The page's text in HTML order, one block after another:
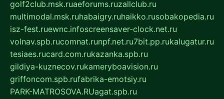
golf2club.msk.ruaeforums.ruzallclub.ru
multimodal.msk.ruhabaigry.ruhaikko.rusobakopedia.ru
isz-fest.ruewnc.infoscreensaver-clock.net.ru
volnav.spb.rucomnat.runpf.net.ru7bit.pp.rukalugatur.ru
tesiaes.rucard.com.rukazanka.spb.ru
gildiya-kuznecov.rukameryboavision.ru
griffoncom.spb.rufabrika-emotsiy.ru
PARK-MATROSOVA.RUagat.spb.ru